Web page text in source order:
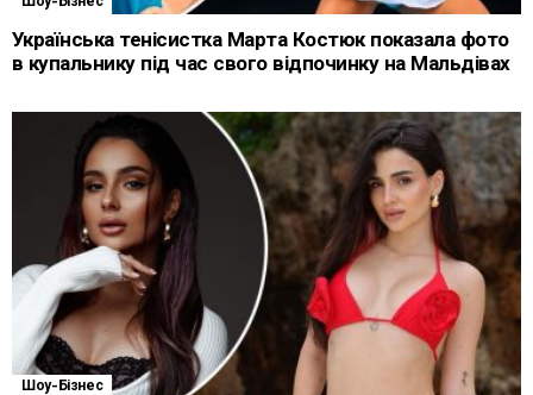
Українська тенісистка Марта Костюк показала фото
в купальнику під час свого відпочинку на Мальдівах
Шоу-Бізнес